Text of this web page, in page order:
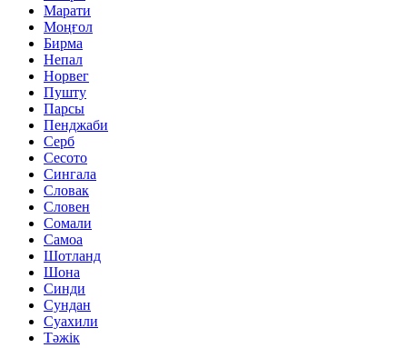
Марати
Моңғол
Бирма
Непал
Норвег
Пушту
Парсы
Пенджаби
Серб
Сесото
Сингала
Словак
Словен
Сомали
Самоа
Шотланд
Шона
Синди
Сундан
Суахили
Тәжік